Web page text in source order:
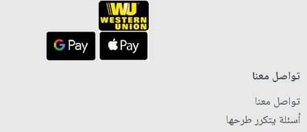
تواصل معنا
تواصل معنا
أسئلة يتكرر طرحها